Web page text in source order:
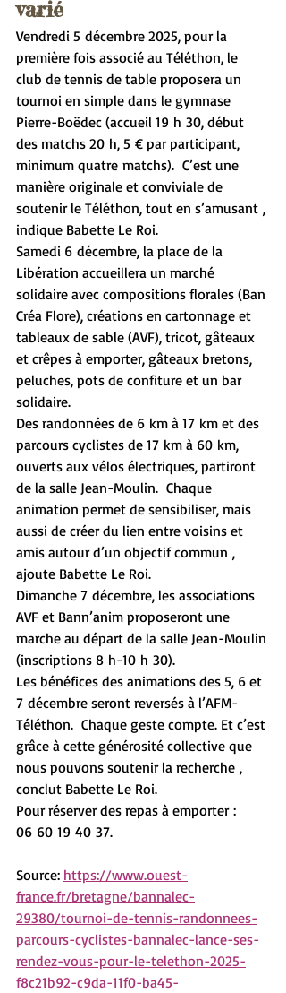
varié
Vendredi 5 décembre 2025, pour la
première fois associé au Téléthon, le
club de tennis de table proposera un
tournoi en simple dans le gymnase
Pierre-Boëdec (accueil 19 h 30, début
des matchs 20 h, 5 € par participant,
minimum quatre matchs).  C’est une
manière originale et conviviale de
soutenir le Téléthon, tout en s’amusant ,
indique Babette Le Roi.
Samedi 6 décembre, la place de la
Libération accueillera un marché
solidaire avec compositions florales (Ban
Créa Flore), créations en cartonnage et
tableaux de sable (AVF), tricot, gâteaux
et crêpes à emporter, gâteaux bretons,
peluches, pots de confiture et un bar
solidaire.
Des randonnées de 6 km à 17 km et des
parcours cyclistes de 17 km à 60 km,
ouverts aux vélos électriques, partiront
de la salle Jean-Moulin.  Chaque
animation permet de sensibiliser, mais
aussi de créer du lien entre voisins et
amis autour d’un objectif commun ,
ajoute Babette Le Roi.
Dimanche 7 décembre, les associations
AVF et Bann’anim proposeront une
marche au départ de la salle Jean-Moulin
(inscriptions 8 h-10 h 30).
Les bénéfices des animations des 5, 6 et
7 décembre seront reversés à l’AFM-
Téléthon.  Chaque geste compte. Et c’est
grâce à cette générosité collective que
nous pouvons soutenir la recherche ,
conclut Babette Le Roi.
Pour réserver des repas à emporter :
06 60 19 40 37.
Source: https://www.ouest-
france.fr/bretagne/bannalec-
29380/tournoi-de-tennis-randonnees-
parcours-cyclistes-bannalec-lance-ses-
rendez-vous-pour-le-telethon-2025-
f8c21b92-c9da-11f0-ba45-